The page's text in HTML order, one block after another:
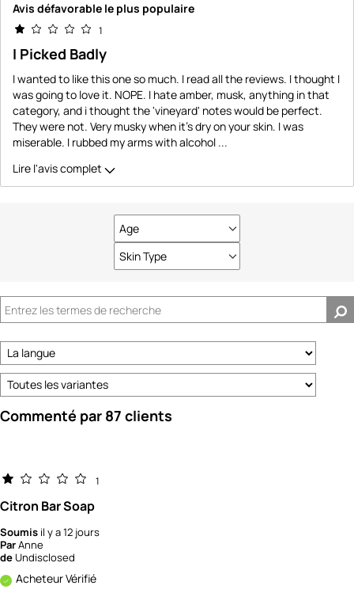
projecteur
sur
les
Avis défavorable le plus populaire
1
I Picked Badly
I wanted to like this one so much. I read all the reviews. I thought I
was going to love it. NOPE. I hate amber, musk, anything in that
category, and i thought the 'vineyard' notes would be perfect.
They were not. Very musky when it's dry on your skin. I was
miserable. I rubbed my arms with alcohol ...
Lire l'avis complet
Age
Français
Skin Type
Français
Commenté par 87 clients
1
Citron Bar Soap
Soumis il y a 12 jours
ParAnne
deUndisclosed
Acheteur Vérifié